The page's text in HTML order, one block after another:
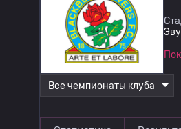
Все чемпионаты клуба